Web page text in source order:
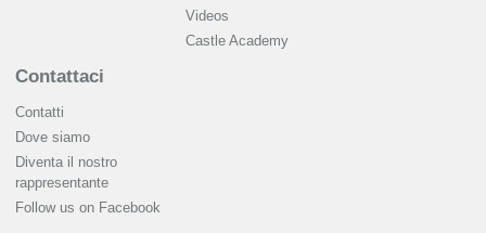
Videos
Castle Academy
Contattaci
Contatti
Dove siamo
Diventa il nostro
rappresentante
Follow us on Facebook